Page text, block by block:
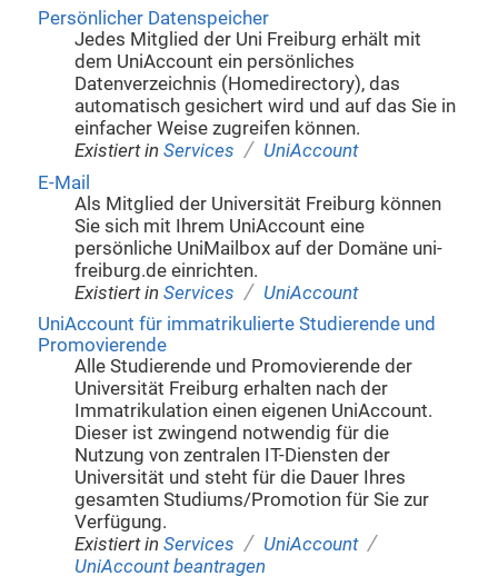
Persönlicher Datenspeicher
Jedes Mitglied der Uni Freiburg erhält mit
dem UniAccount ein persönliches
Datenverzeichnis (Homedirectory), das
automatisch gesichert wird und auf das Sie in
einfacher Weise zugreifen können.
Existiert in Services / UniAccount
E-Mail
Als Mitglied der Universität Freiburg können
Sie sich mit Ihrem UniAccount eine
persönliche UniMailbox auf der Domäne uni-
freiburg.de einrichten.
Existiert in Services / UniAccount
UniAccount für immatrikulierte Studierende und
Promovierende
Alle Studierende und Promovierende der
Universität Freiburg erhalten nach der
Immatrikulation einen eigenen UniAccount.
Dieser ist zwingend notwendig für die
Nutzung von zentralen IT-Diensten der
Universität und steht für die Dauer Ihres
gesamten Studiums/Promotion für Sie zur
Verfügung.
Existiert in Services / UniAccount /
UniAccount beantragen